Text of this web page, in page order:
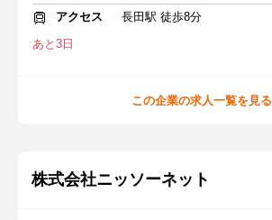
アクセス
長田駅 徒歩8分
あと3日
この企業の求人一覧を見る
株式会社ニッソーネット